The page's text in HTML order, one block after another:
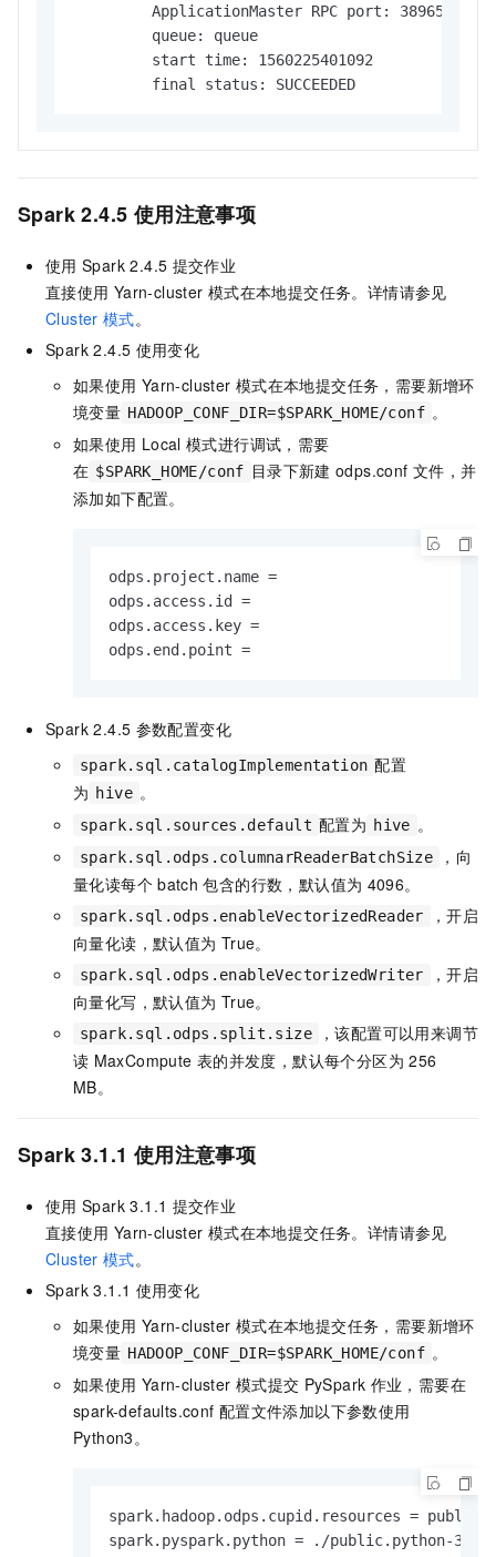
         ApplicationMaster RPC port: 38965
         queue: queue
         start time: 1560225401092
         final status: SUCCEEDED
Spark 2.4.5 使用注意事项
使用 Spark 2.4.5 提交作业
直接使用 Yarn-cluster 模式在本地提交任务。详情请参见
Cluster 模式。
Spark 2.4.5 使用变化
如果使用 Yarn-cluster 模式在本地提交任务，需要新增环
境变量 HADOOP_CONF_DIR=$SPARK_HOME/conf 。
如果使用 Local 模式进行调试，需要
在 $SPARK_HOME/conf 目录下新建 odps.conf 文件，并
添加如下配置。
odps.project.name =
odps.access.id =
odps.access.key =
odps.end.point =
Spark 2.4.5 参数配置变化
spark.sql.catalogImplementation 配置
为 hive 。
spark.sql.sources.default 配置为 hive 。
spark.sql.odps.columnarReaderBatchSize
，向
量化读每个 batch 包含的行数，默认值为 4096。
spark.sql.odps.enableVectorizedReader
，开启
向量化读，默认值为 True。
spark.sql.odps.enableVectorizedWriter
，开启
向量化写，默认值为 True。
spark.sql.odps.split.size
，该配置可以用来调节
读 MaxCompute 表的并发度，默认每个分区为 256
MB。
Spark 3.1.1 使用注意事项
使用 Spark 3.1.1 提交作业
直接使用 Yarn-cluster 模式在本地提交任务。详情请参见
Cluster 模式。
Spark 3.1.1 使用变化
如果使用 Yarn-cluster 模式在本地提交任务，需要新增环
境变量 HADOOP_CONF_DIR=$SPARK_HOME/conf 。
如果使用 Yarn-cluster 模式提交 PySpark 作业，需要在
spark-defaults.conf 配置文件添加以下参数使用
Python3。
spark.hadoop.odps.cupid.resources =
spark.pyspark.python = ./public.python-